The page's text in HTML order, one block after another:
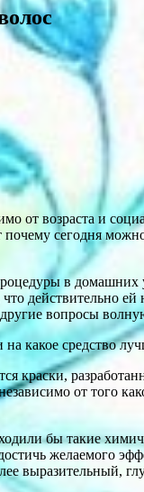
от возраста и
сегодня
в домашних
вопросы
какое средство
краски,
от того
бы такие
желаемого
выразительный,